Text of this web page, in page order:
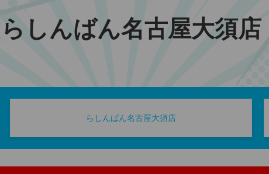
らしんばん名古屋大須店
らしんばん名古屋大須店